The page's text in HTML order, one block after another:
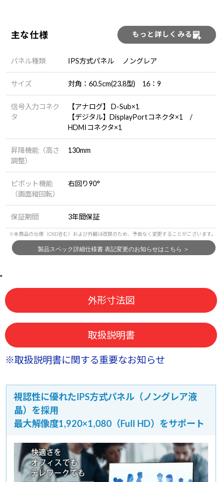
主な仕様 もっと詳しくみる
パネル種類 IPS方式パネル ノングレア
サイズ 対角：60.5cm(23.8型) 16：9
信号入力コネク
タ
【アナログ】 D-Sub×1
【デジタル】DisplayPortコネクタ×1 /
HDMIコネクタ×1
昇降機能（高さ
調整）
130mm
ピボット機能
（画面縦回転）
右回り90°
保証期間 3年間保証
"
外形寸法図
取扱説明書
※取扱説明書に関する重要なお知らせ
視認性に優れたIPS方式パネル（ノングレア液
晶）を採用
最大解像度1,920×1,080（Full HD）をサポート